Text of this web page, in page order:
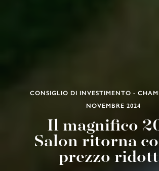
CONSIGLIO DI INVESTIMENTO -
NOVEMBRE 2024
Il magnifico
Salon ritorna
prezzo